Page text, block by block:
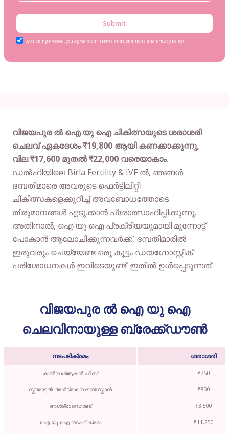
Submit
By clicking Proceed, you agree to our Terms and Conditions and Privacy Policy
വിജയപുര ൽ ഐ യു ഐ ചികിത്സയുടെ ശരാശരി
ചെലവ് ഏകദേശം ₹19,800 ആയി കണക്കാക്കുന്നു,
വില ₹17,600 മുതൽ ₹22,000 വരെയാകാം.
ഡൽഹിയിലെ Birla Fertility & IVF ൽ, ഞങ്ങൾ
ദമ്പതിമാരെ അവരുടെ ഫെർട്ടിലിറ്റി
ചികിത്സകളെക്കുറിച്ച് അവബോധത്തോടെ
തീരുമാനങ്ങൾ എടുക്കാൻ പ്രോത്സാഹിപ്പിക്കുന്നു.
അതിനാൽ, ഐ യു ഐ പ്രക്രിയയുമായി മുന്നോട്ട്
പോകാൻ ആലോചിക്കുന്നവർക്ക്, ദമ്പതിമാരിൽ
ഇരുവരും ചെയ്യേണ്ട ഒരു കൂട്ടം ഡയഗ്നോസ്റ്റിക്
പരിശോധനകൾ ഇവിടെയുണ്ട്. ഇതിൽ ഉൾപ്പെടുന്നത്:
വിജയപുര ൽ ഐ യു ഐ
ചെലവിനായുള്ള ബ്രേക്ക്ഡൗൺ
നടപടിക്രമം ശരാശരി
കൺസൾട്ടേഷൻ ഫീസ് ₹750
സ്ക്രോട്ടൽ അൾട്രാസൌണ്ട് സ്കാൻ ₹800
അൾട്രാസൌണ്ട് ₹3,500
ഐ യു ഐ നടപടിക്രമം ₹11,250